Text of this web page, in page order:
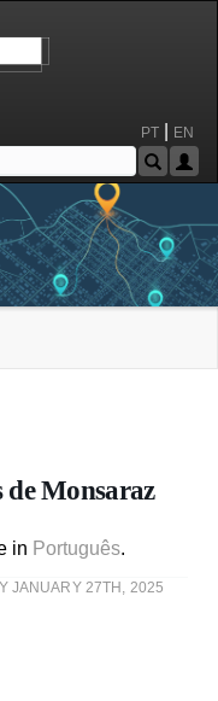
PT EN
de Monsaraz
in Português.
JANUARY 27TH, 2025